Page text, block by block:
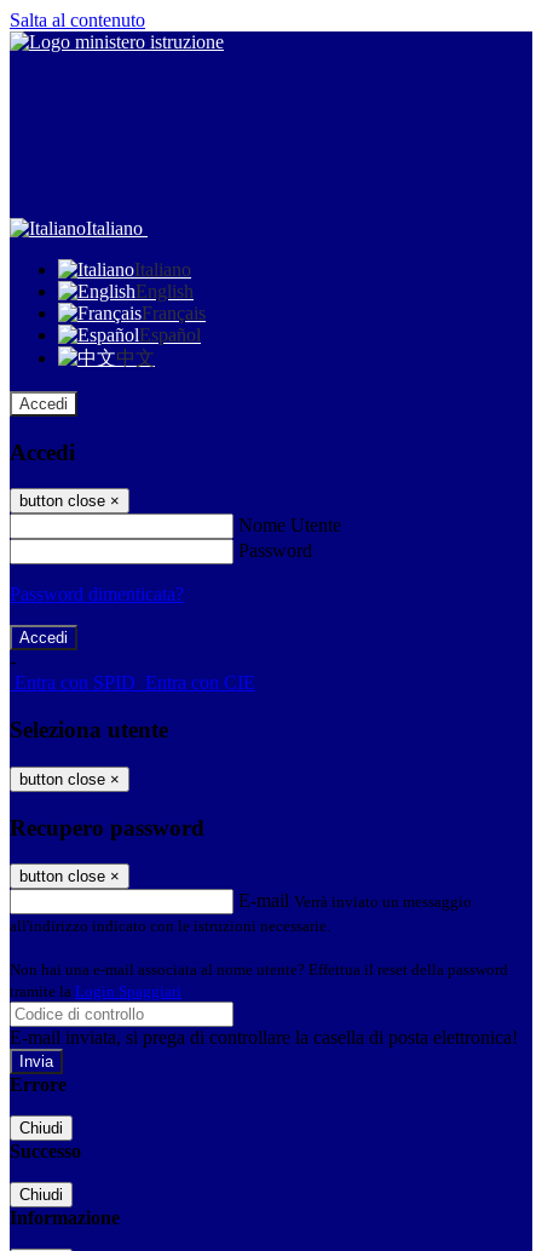
Salta al contenuto
Italiano
Italiano
English
Français
Español
中文
Accedi
Accedi
button close ×
Nome Utente
Password
Password dimenticata?
-
Entra con SPID Entra con CIE
Seleziona utente
button close ×
Recupero password
button close ×
E-mail Verrà inviato un messaggio
all'indirizzo indicato con le istruzioni necessarie.
Non hai una e-mail associata al nome utente? Effettua il reset della password
tramite la Login Spaggiari
E-mail inviata, si prega di controllare la casella di posta elettronica!
Errore
Chiudi
Successo
Chiudi
Informazione